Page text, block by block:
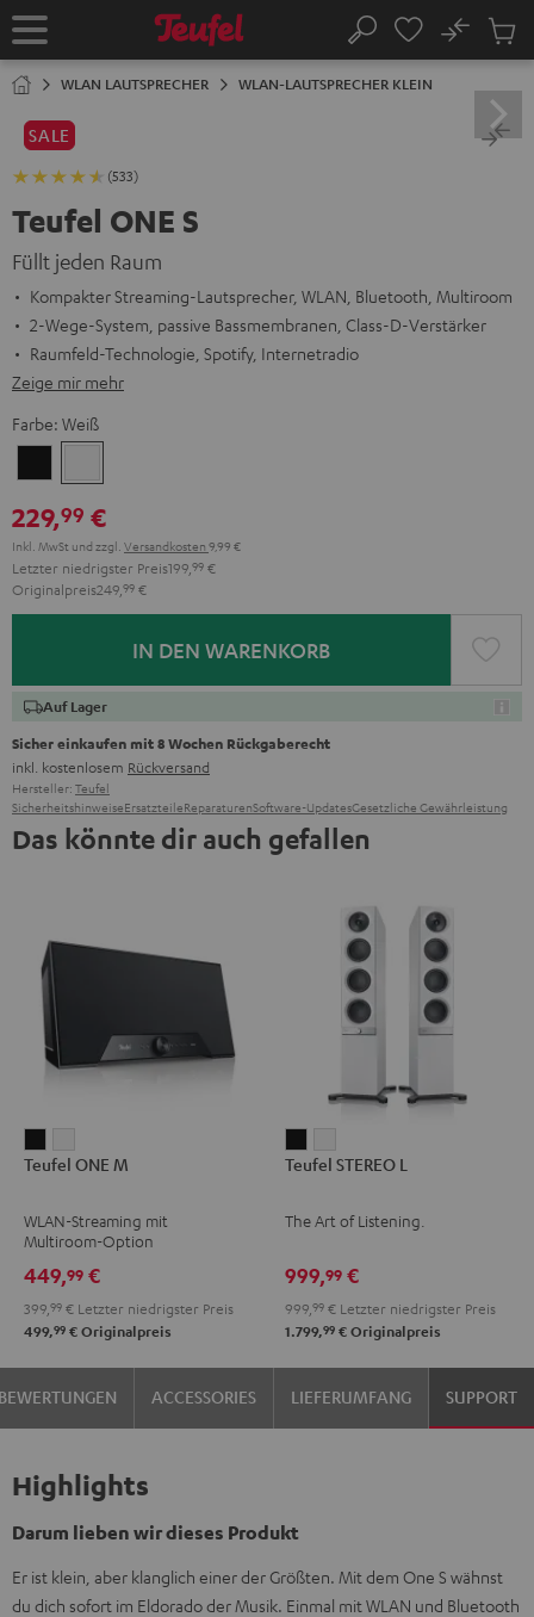
Startseite Suche
No
WLAN LAUTSPRECHER WLAN-LAUTSPRECHER KLEIN
SALE
(533)
Teufel ONE S
Füllt jeden Raum
Kompakter Streaming-Lautsprecher, WLAN, Bluetooth, Multiroom
2-Wege-System, passive Bassmembranen, Class-D-Verstärker
Raumfeld-Technologie, Spotify, Internetradio
Zeige mir mehr
Farbe: Weiß
229,99 €
Inkl. MwSt und zzgl. Versandkosten 9,99 €
Letzter niedrigster Preis199, 99 €
Originalpreis249, 99 €
IN DEN WARENKORB
Auf Lager
Sicher einkaufen mit 8 Wochen Rückgaberecht
inkl. kostenlosem Rückversand
Hersteller: Teufel
SicherheitshinweiseErsatzteileReparaturenSoftware-UpdatesGesetzliche Gewährleistung
Das könnte dir auch gefallen
ONE
Schwarz
ONE
Weiß
Teufel ONE M
WLAN-Streaming mit
Multiroom-Option
449,99 €
399, 99 € Letzter niedrigster Preis
499,99 € Originalpreis
STEREO
Schwarz
STEREO
Weiß
Teufel STEREO L
The Art of Listening.
999,99 €
999, 99 € Letzter niedrigster Preis
1.799,99 € Originalpreis
ACCESSORIES LIEFERUMFANG SUPPORT
Highlights
Darum lieben wir dieses Produkt
Er ist klein, aber klanglich einer der Größten. Mit dem One S wähnst
du dich sofort im Eldorado der Musik. Einmal mit WLAN und Bluetooth